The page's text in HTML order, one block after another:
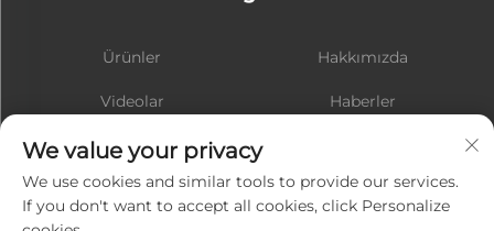
Ürünler Hakkımızda
Videolar Haberler
İletişim
We value your privacy
We use cookies and similar tools to provide our services.
If you don't want to accept all cookies, click Personalize